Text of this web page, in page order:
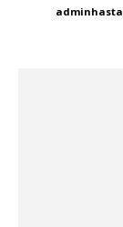
adminhasta